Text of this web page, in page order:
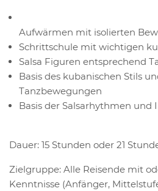
Aufwärmen mit isolierten
Schrittschule mit wichtigen
Salsa Figuren entsprechend
Basis des kubanischen Stils
Tanzbewegungen
Basis der Salsarhythmen und
Dauer: 15 Stunden oder 21
Zielgruppe: Alle Reisende mit
Kenntnisse (Anfänger,